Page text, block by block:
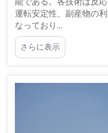
運転安定性、副産物の
なっており…
さらに表示